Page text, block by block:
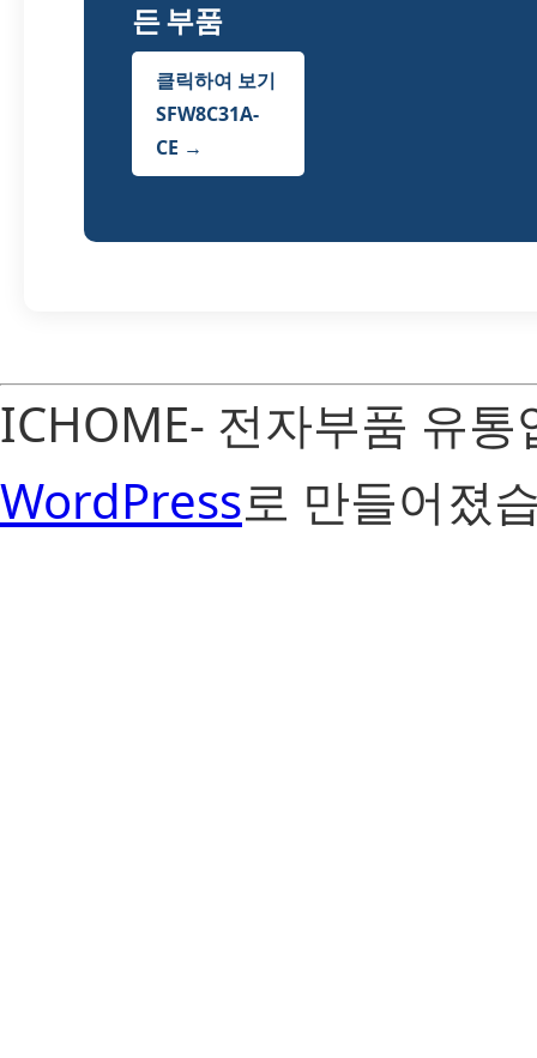
든 부품
클릭하여 보기
SFW8C31A-
CE →
ICHOME- 전자부품 유
WordPress로 만들어졌